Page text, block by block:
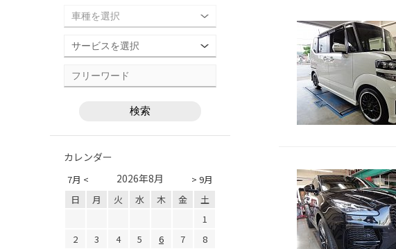
カレンダー
7月 < > 9月
2026年8月
日 月 火 水 木 金
土
1
2
3 4 5 6 7
8